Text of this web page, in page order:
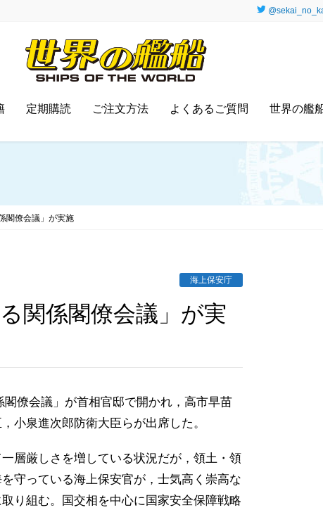
定期購読 ご注文方法 よくあるご質問 世界の艦
閣僚会議」が実施
海上保安庁
僚会議」が首相官邸で開かれ，高市早苗
小泉進次郎防衛大臣らが出席した。
層厳しさを増している状況だが，領土・領
守っている海上保安官が，士気高く崇高な
り組む。国交相を中心に国家安全保障戦略